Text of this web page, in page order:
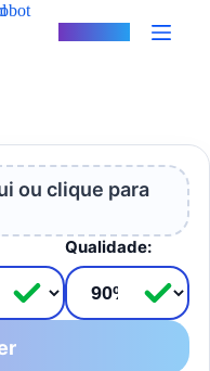
ou clique para
Qualidade: